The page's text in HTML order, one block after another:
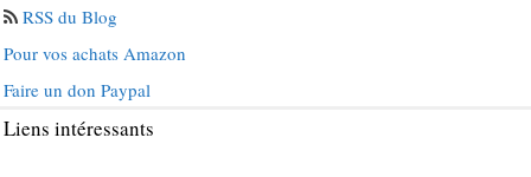
RSS du Blog
Pour vos achats Amazon
Faire un don Paypal
Liens intéressants